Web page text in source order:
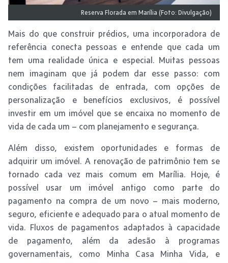
Reserva Florada em Marília (Foto: Divulgação)
Mais do que construir prédios, uma incorporadora de
referência conecta pessoas e entende que cada um
tem uma realidade única e especial. Muitas pessoas
nem imaginam que já podem dar esse passo: com
condições facilitadas de entrada, com opções de
personalização e benefícios exclusivos, é possível
investir em um imóvel que se encaixa no momento de
vida de cada um – com planejamento e segurança.
Além disso, existem oportunidades e formas de
adquirir um imóvel. A renovação de patrimônio tem se
tornado cada vez mais comum em Marília. Hoje, é
possível usar um imóvel antigo como parte do
pagamento na compra de um novo – mais moderno,
seguro, eficiente e adequado para o atual momento de
vida. Fluxos de pagamentos adaptados à capacidade
de pagamento, além da adesão à programas
governamentais, como Minha Casa Minha Vida, e